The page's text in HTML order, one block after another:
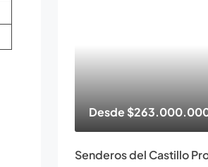
Desde
Senderos del Castillo